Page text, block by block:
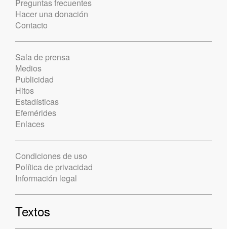
Preguntas frecuentes
Hacer una donación
Contacto
Sala de prensa
Medios
Publicidad
Hitos
Estadísticas
Efemérides
Enlaces
Condiciones de uso
Política de privacidad
Información legal
Textos